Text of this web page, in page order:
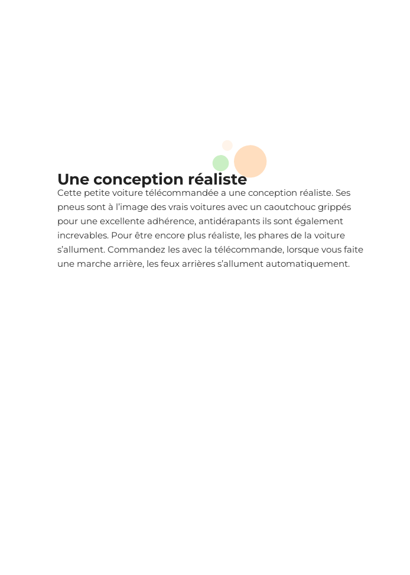
Une conception réaliste
Cette petite voiture télécommandée a une conception réaliste. Ses
pneus sont à l’image des vrais voitures avec un caoutchouc grippés
pour une excellente adhérence, antidérapants ils sont également
increvables. Pour être encore plus réaliste, les phares de la voiture
s’allument. Commandez les avec la télécommande, lorsque vous faite
une marche arrière, les feux arrières s’allument automatiquement.